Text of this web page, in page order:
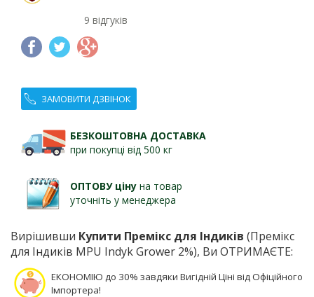
9 відгуків
ЗАМОВИТИ ДЗВІНОК
БЕЗКОШТОВНА ДОСТАВКА
при покупці від 500 кг
ОПТОВУ ціну на товар
уточніть у менеджера
Вирішивши Купити Премікс для Індиків (Премікс
для Індиків MPU Indyk Grower 2%), Ви ОТРИМАЄТЕ:
ЕКОНОМІЮ до 30% завдяки Вигідній Ціні від Офіційного
Імпортера!